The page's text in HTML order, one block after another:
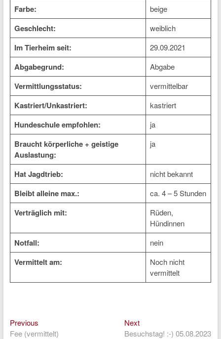
Farbe: beige
Geschlecht: weiblich
Im Tierheim seit: 29.09.2021
Abgabegrund: Abgabe
Vermittlungsstatus: vermittelbar
Kastriert/Unkastriert: kastriert
Hundeschule empfohlen: ja
Braucht körperliche + geistige
Auslastung:
ja
Hat Jagdtrieb: nicht bekannt
Bleibt alleine max.: ca. 4 – 5 Stunden
Verträglich mit:
Rüden,
Hündinnen
Notfall: nein
Vermittelt am:
Noch nicht
vermittelt
Beitragsnavigation
PreviousPrevious
post:
Fee (vermittelt)
NextNext
post:
Besuchstag! :-) 05.08.2023